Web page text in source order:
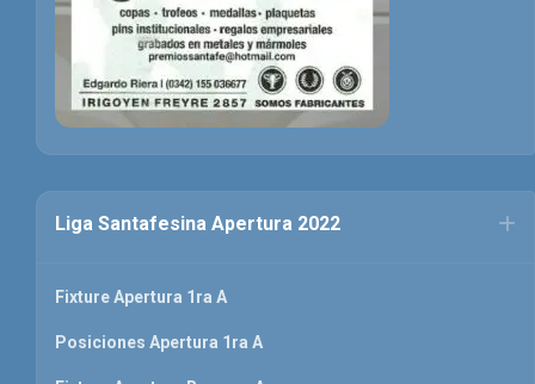
Liga Santafesina Apertura 2022
Fixture Apertura 1ra A
Posiciones Apertura 1ra A